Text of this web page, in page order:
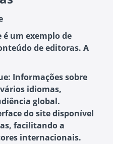
é um exemplo de
de editoras. A
Informações sobre
idiomas,
global.
do site disponível
facilitando a
internacionais.